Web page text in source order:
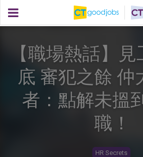
【職場熱話】
底 審犯之餘 仲
者：點解未搵
職！
HR Secrets